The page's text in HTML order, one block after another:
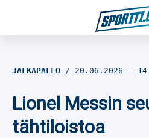
Jalkapallo
JALKAPALLO 20.06.2026 -
Lionel Messin
tähtiloistoa